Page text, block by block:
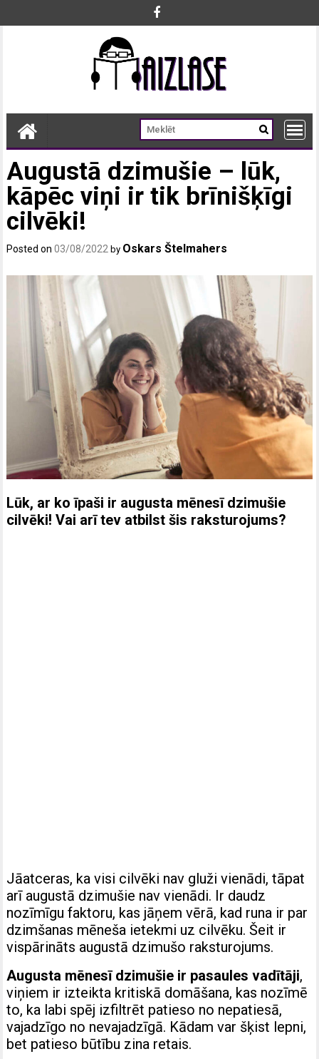
Augustā dzimušie – lūk,
kāpēc viņi ir tik brīnišķīgi
cilvēki!
Posted on03/08/2022 by Oskars Štelmahers
Lūk, ar ko īpaši ir augusta mēnesī dzimušie
cilvēki! Vai arī tev atbilst šis raksturojums?
Jāatceras, ka visi cilvēki nav gluži vienādi, tāpat
arī augustā dzimušie nav vienādi. Ir daudz
nozīmīgu faktoru, kas jāņem vērā, kad runa ir par
dzimšanas mēneša ietekmi uz cilvēku. Šeit ir
vispārināts augustā dzimušo raksturojums.
Augusta mēnesī dzimušie ir pasaules vadītāji,
viņiem ir izteikta kritiskā domāšana, kas nozīmē
to, ka labi spēj izfiltrēt patieso no nepatiesā,
vajadzīgo no nevajadzīgā. Kādam var šķist lepni,
bet patieso būtību zina retais.